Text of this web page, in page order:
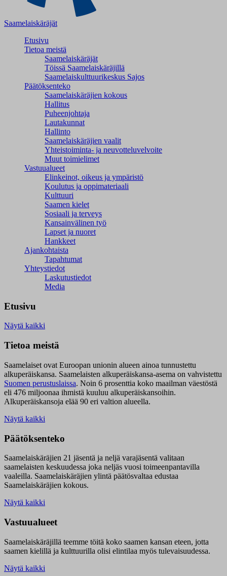
Saamelaiskäräjät
Etusivu
Tietoa meistä
Saamelaiskäräjät
Töissä Saamelaiskäräjillä
Saamelaiskulttuuri­keskus Sajos
Päätöksenteko
Saamelaiskäräjien kokous
Hallitus
Puheenjohtaja
Lautakunnat
Hallinto
Saamelaiskäräjien vaalit
Yhteistoiminta- ja neuvotteluvelvoite
Muut toimielimet
Vastuualueet
Elinkeinot, oikeus ja ympäristö
Koulutus ja oppimateriaali
Kulttuuri
Saamen kielet
Sosiaali ja terveys
Kansainvälinen työ
Lapset ja nuoret
Hankkeet
Ajankohtaista
Tapahtumat
Yhteystiedot
Laskutustiedot
Media
Etusivu
Näytä kaikki
Tietoa meistä
Saamelaiset ovat Euroopan unionin alueen ainoa tunnustettu
alkuperäiskansa. Saamelaisten alkuperäiskansa-asema on vahvistettu
Suomen perustuslaissa. Noin 6 prosenttia koko maailman väestöstä
eli 476 miljoonaa ihmistä kuuluu alkuperäiskansoihin.
Alkuperäiskansoja elää 90 eri valtion alueella.
Näytä kaikki
Päätöksenteko
Saamelaiskäräjien 21 jäsentä ja neljä varajäsentä valitaan
saamelaisten keskuudessa joka neljäs vuosi toimeenpantavilla
vaaleilla. Saamelaiskäräjien ylintä päätösvaltaa edustaa
Saamelaiskäräjien kokous.
Näytä kaikki
Vastuualueet
Saamelaiskäräjillä teemme töitä koko saamen kansan eteen, jotta
saamen kielillä ja kulttuurilla olisi elintilaa myös tulevaisuudessa.
Näytä kaikki